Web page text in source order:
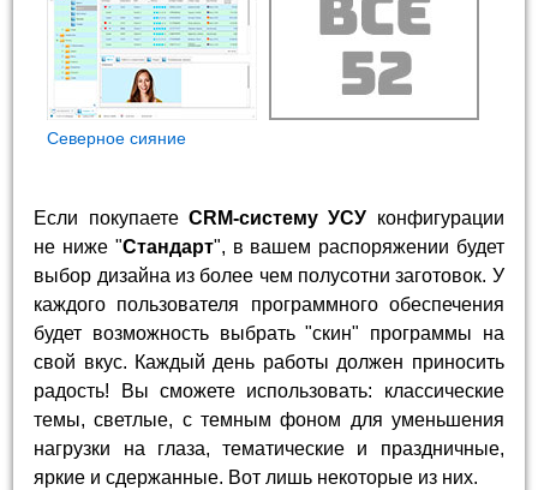
Северное сияние
Если покупаете CRM-систему УСУ конфигурации
не ниже "Стандарт", в вашем распоряжении будет
выбор дизайна из более чем полусотни заготовок. У
каждого пользователя программного обеспечения
будет возможность выбрать "скин" программы на
свой вкус. Каждый день работы должен приносить
радость! Вы сможете использовать: классические
темы, светлые, с темным фоном для уменьшения
нагрузки на глаза, тематические и праздничные,
яркие и сдержанные. Вот лишь некоторые из них.